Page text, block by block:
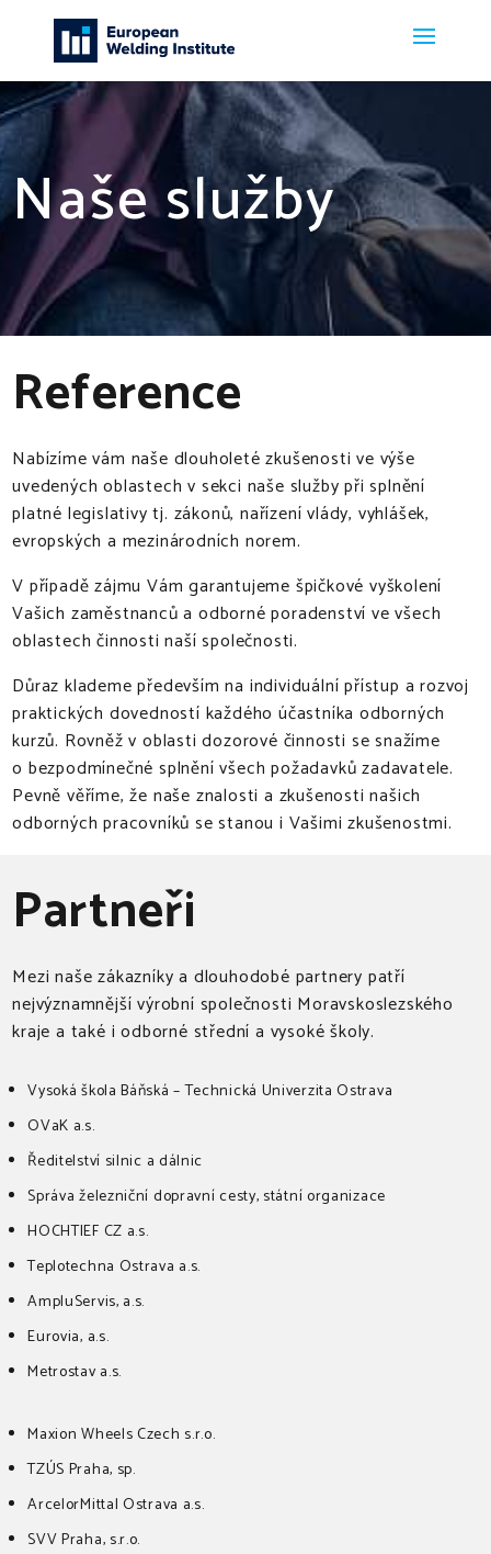
Naše služby
Reference
Nabízíme vám naše dlouholeté zkušenosti ve výše
uvedených oblastech v sekci naše služby při splnění
platné legislativy tj. zákonů, nařízení vlády, vyhlášek,
evropských a mezinárodních norem.
V případě zájmu Vám garantujeme špičkové vyškolení
Vašich zaměstnanců a odborné poradenství ve všech
oblastech činnosti naší společnosti.
Důraz klademe především na individuální přístup a rozvoj
praktických dovedností každého účastníka odborných
kurzů. Rovněž v oblasti dozorové činnosti se snažíme
o bezpodmínečné splnění všech požadavků zadavatele.
Pevně věříme, že naše znalosti a zkušenosti našich
odborných pracovníků se stanou i Vašimi zkušenostmi.
Partneři
Mezi naše zákazníky a dlouhodobé partnery patří
nejvýznamnější výrobní společnosti Moravskoslezského
kraje a také i odborné střední a vysoké školy.
Vysoká škola Báňská – Technická Univerzita Ostrava
OVaK a.s.
Ředitelství silnic a dálnic
Správa železniční dopravní cesty, státní organizace
HOCHTIEF CZ a.s.
Teplotechna Ostrava a.s.
AmpluServis, a.s.
Eurovia, a.s.
Metrostav a.s.
Maxion Wheels Czech s.r.o.
TZÚS Praha, sp.
ArcelorMittal Ostrava a.s.
SVV Praha, s.r.o.